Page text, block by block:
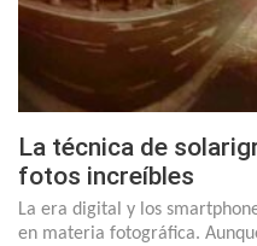
La técnica de
fotos increíbles
La era digital y los
en materia fotográfica.